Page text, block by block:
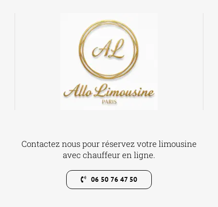
Contactez nous pour réservez votre limousine
avec chauffeur en ligne.
06 50 76 47 50